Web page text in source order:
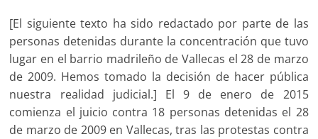
[El siguiente texto ha sido redactado por parte de las
personas detenidas durante la concentración que tuvo
lugar en el barrio madrileño de Vallecas el 28 de marzo
de 2009. Hemos tomado la decisión de hacer pública
nuestra realidad judicial.] El 9 de enero de 2015
comienza el juicio contra 18 personas detenidas el 28
de marzo de 2009 en Vallecas, tras las protestas contra